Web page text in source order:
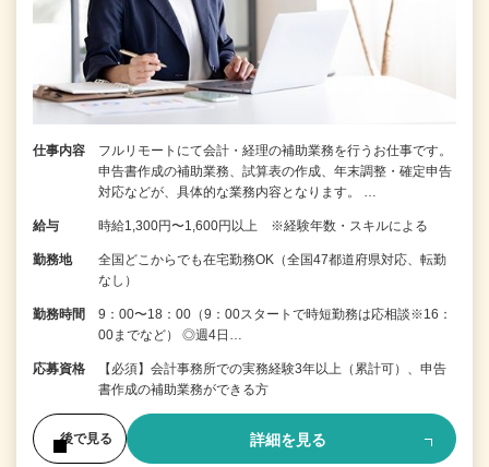
仕事内容
フルリモートにて会計・経理の補助業務を行うお仕事です。
申告書作成の補助業務、試算表の作成、年末調整・確定申告
対応などが、具体的な業務内容となります。 …
給与 時給1,300円〜1,600円以上 ※経験年数・スキルによる
勤務地
全国どこからでも在宅勤務OK（全国47都道府県対応、転勤
なし）
勤務時間
9：00〜18：00（9：00スタートで時短勤務は応相談※16：
00までなど） ◎週4日…
応募資格
【必須】会計事務所での実務経験3年以上（累計可）、申告
書作成の補助業務ができる方
後で見る 詳細を見る